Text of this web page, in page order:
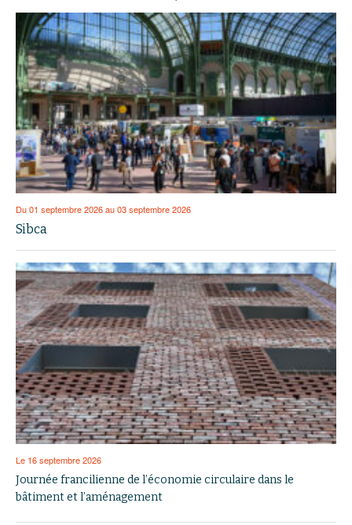
Du 01 septembre 2026 au 03 septembre 2026
Sibca
Le 16 septembre 2026
Journée francilienne de l’économie circulaire dans le
bâtiment et l’aménagement